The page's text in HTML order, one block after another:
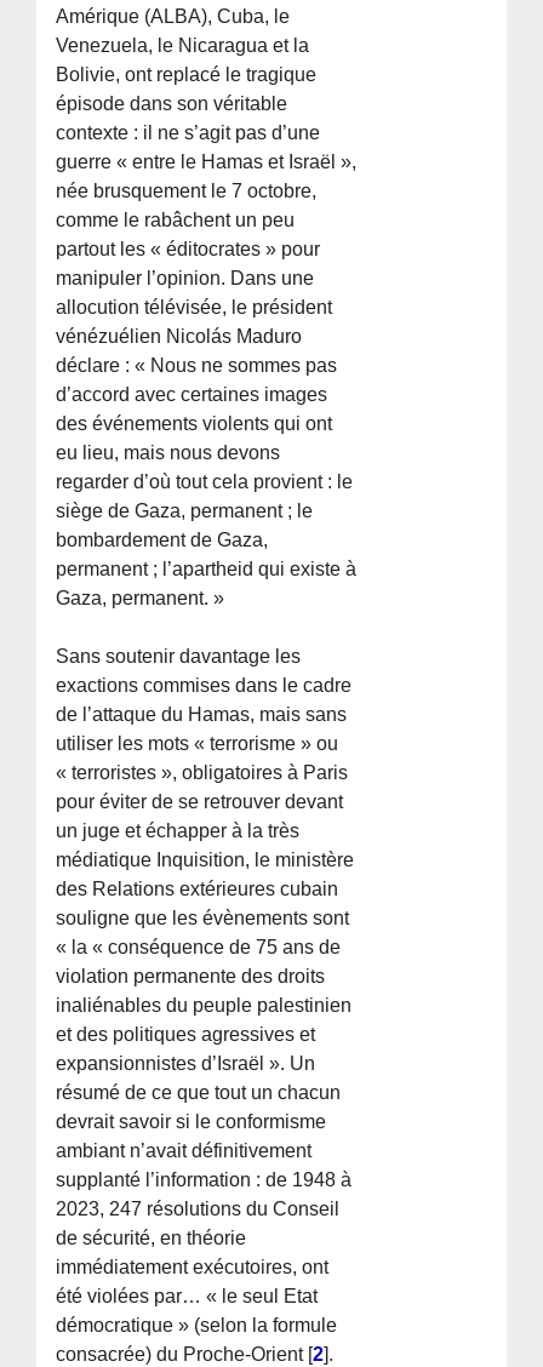
Amérique (ALBA), Cuba, le
Venezuela, le Nicaragua et la
Bolivie, ont replacé le tragique
épisode dans son véritable
contexte : il ne s’agit pas d’une
guerre « entre le Hamas et Israël »,
née brusquement le 7 octobre,
comme le rabâchent un peu
partout les « éditocrates » pour
manipuler l’opinion. Dans une
allocution télévisée, le président
vénézuélien Nicolás Maduro
déclare : « Nous ne sommes pas
d’accord avec certaines images
des événements violents qui ont
eu lieu, mais nous devons
regarder d’où tout cela provient : le
siège de Gaza, permanent ; le
bombardement de Gaza,
permanent ; l’apartheid qui existe à
Gaza, permanent. »
Sans soutenir davantage les
exactions commises dans le cadre
de l’attaque du Hamas, mais sans
utiliser les mots « terrorisme » ou
« terroristes », obligatoires à Paris
pour éviter de se retrouver devant
un juge et échapper à la très
médiatique Inquisition, le ministère
des Relations extérieures cubain
souligne que les évènements sont
« la « conséquence de 75 ans de
violation permanente des droits
inaliénables du peuple palestinien
et des politiques agressives et
expansionnistes d’Israël ». Un
résumé de ce que tout un chacun
devrait savoir si le conformisme
ambiant n’avait définitivement
supplanté l’information : de 1948 à
2023, 247 résolutions du Conseil
de sécurité, en théorie
immédiatement exécutoires, ont
été violées par… « le seul Etat
démocratique » (selon la formule
consacrée) du Proche-Orient[2].